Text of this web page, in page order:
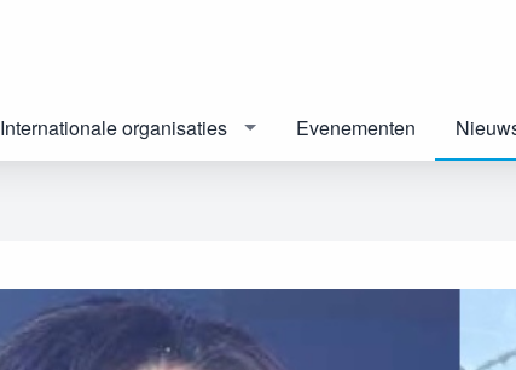
Internationale organisaties Evenementen